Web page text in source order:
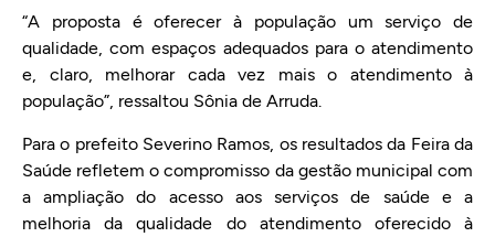
“A proposta é oferecer à população um serviço de
qualidade, com espaços adequados para o atendimento
e, claro, melhorar cada vez mais o atendimento à
população”, ressaltou Sônia de Arruda.
Para o prefeito Severino Ramos, os resultados da Feira da
Saúde refletem o compromisso da gestão municipal com
a ampliação do acesso aos serviços de saúde e a
melhoria da qualidade do atendimento oferecido à